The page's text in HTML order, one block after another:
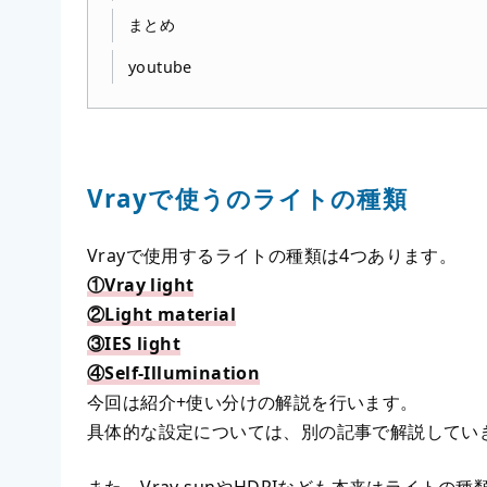
まとめ
youtube
Vrayで使うのライトの種類
Vrayで使用するライトの種類は4つあります。
①Vray light
②Light material
③IES light
④Self-Illumination
今回は紹介+使い分けの解説を行います。
具体的な設定については、別の記事で解説してい